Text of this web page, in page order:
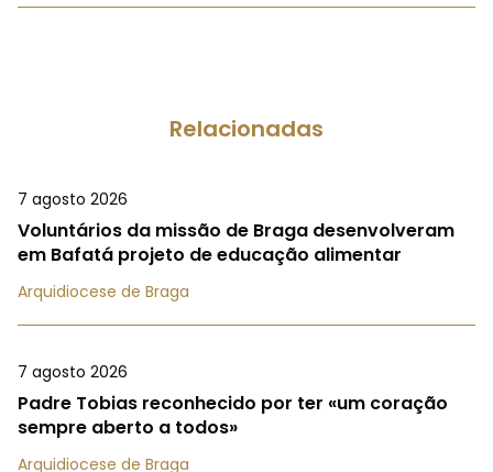
Relacionadas
7 agosto 2026
Voluntários da missão de Braga desenvolveram
em Bafatá projeto de educação alimentar
Arquidiocese de Braga
7 agosto 2026
Padre Tobias reconhecido por ter «um coração
sempre aberto a todos»
Arquidiocese de Braga